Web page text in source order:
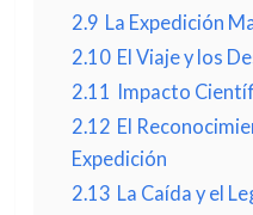
2.9 La Expedición
2.10 El Viaje y los
2.11 Impacto
2.12 El
Expedición
2.13 La Caída y el